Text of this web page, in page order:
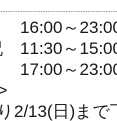
～
11:30～
2/13(日)ま